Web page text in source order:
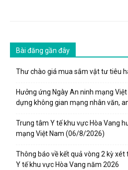
Bài đăng gần đây
Thư chào giá mua sắm vật tư tiêu
Hưởng ứng Ngày An ninh mạng
dựng không gian mạng nhân văn,
Trung tâm Y tế khu vực Hòa Vang
mạng Việt Nam (06/8/2026)
Thông báo về kết quả vòng 2 kỳ
Y tế khu vực Hòa Vang năm 2026